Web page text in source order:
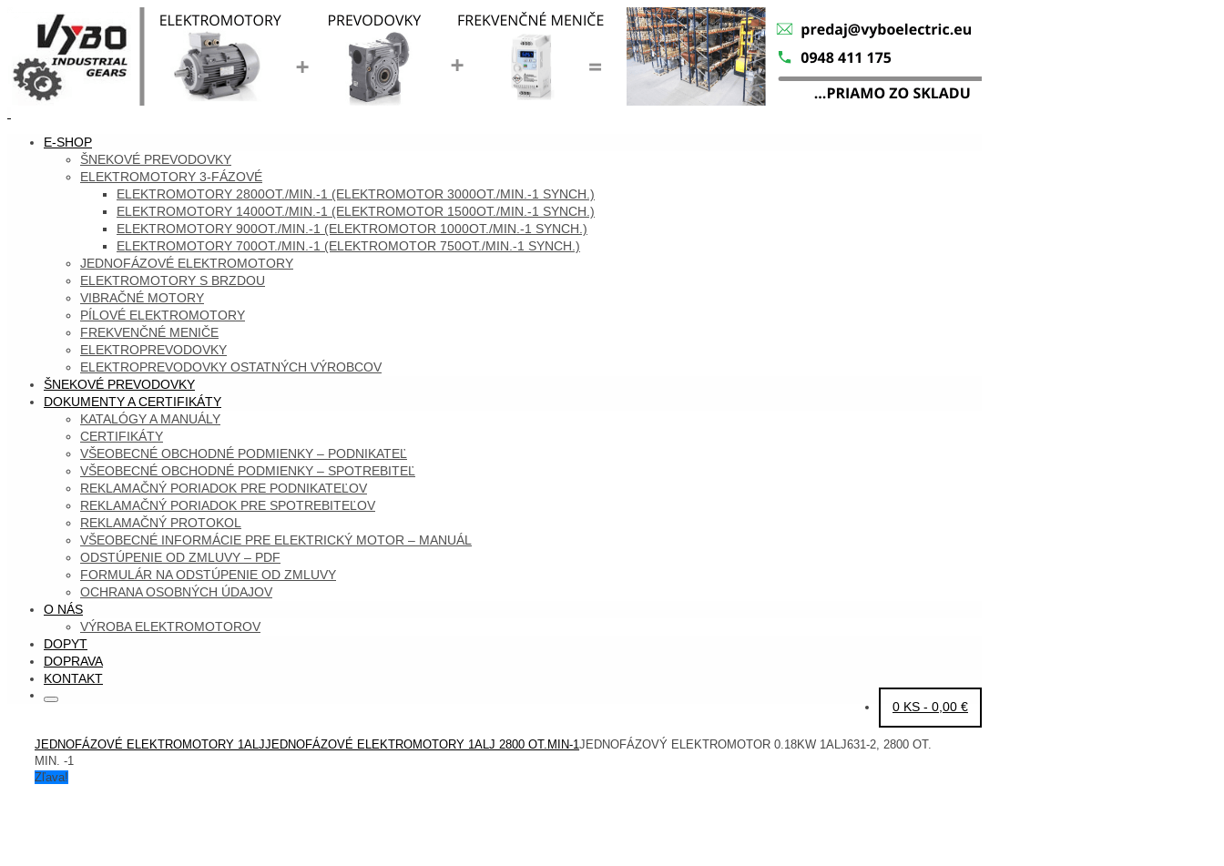
content
SKIP
E-SHOP
ŠNEKOVÉ PREVODOVKY
ELEKTROMOTORY 3-FÁZOVÉ
ELEKTROMOTORY 2800OT./MIN.-1 (ELEKTROMOTOR 3000OT./MIN.-1 SYNCH.)
ELEKTROMOTORY 1400OT./MIN.-1 (ELEKTROMOTOR 1500OT./MIN.-1 SYNCH.)
ELEKTROMOTORY 900OT./MIN.-1 (ELEKTROMOTOR 1000OT./MIN.-1 SYNCH.)
ELEKTROMOTORY 700OT./MIN.-1 (ELEKTROMOTOR 750OT./MIN.-1 SYNCH.)
JEDNOFÁZOVÉ ELEKTROMOTORY
ELEKTROMOTORY S BRZDOU
VIBRAČNÉ MOTORY
PÍLOVÉ ELEKTROMOTORY
FREKVENČNÉ MENIČE
ELEKTROPREVODOVKY
ELEKTROPREVODOVKY OSTATNÝCH VÝROBCOV
ŠNEKOVÉ PREVODOVKY
DOKUMENTY A CERTIFIKÁTY
KATALÓGY A MANUÁLY
CERTIFIKÁTY
VŠEOBECNÉ OBCHODNÉ PODMIENKY – PODNIKATEĽ
VŠEOBECNÉ OBCHODNÉ PODMIENKY – SPOTREBITEĽ
REKLAMAČNÝ PORIADOK PRE PODNIKATEĽOV
REKLAMAČNÝ PORIADOK PRE SPOTREBITEĽOV
REKLAMAČNÝ PROTOKOL
VŠEOBECNÉ INFORMÁCIE PRE ELEKTRICKÝ MOTOR – MANUÁL
ODSTÚPENIE OD ZMLUVY – PDF
FORMULÁR NA ODSTÚPENIE OD ZMLUVY
OCHRANA OSOBNÝCH ÚDAJOV
O NÁS
VÝROBA ELEKTROMOTOROV
DOPYT
DOPRAVA
KONTAKT
0 KS - 0,00 €
Search
Search
HOME
JEDNOFÁZOVÉ ELEKTROMOTORY 1ALJJEDNOFÁZOVÉ ELEKTROMOTORY 1ALJ 2800 OT.MIN-1 JEDNOFÁZOVÝ ELEKTROMOTOR 0.18KW 1ALJ631-2, 2800 OT.
MIN. -1
Zľava!